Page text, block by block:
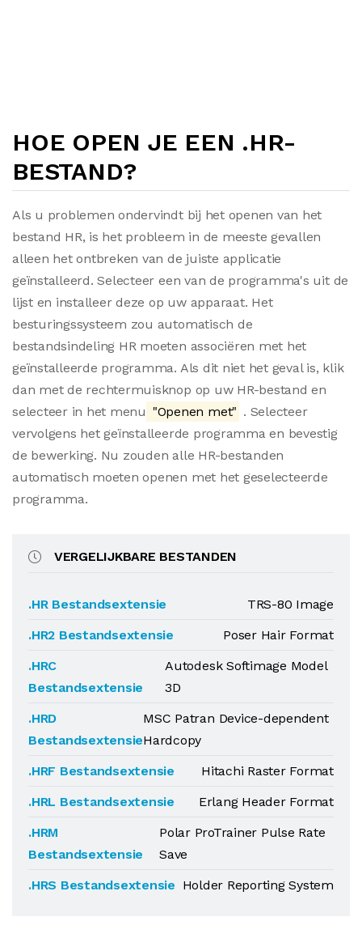
HOE OPEN JE EEN .HR-
BESTAND?
Als u problemen ondervindt bij het openen van het
bestand HR, is het probleem in de meeste gevallen
alleen het ontbreken van de juiste applicatie
geïnstalleerd. Selecteer een van de programma's uit de
lijst en installeer deze op uw apparaat. Het
besturingssysteem zou automatisch de
bestandsindeling HR moeten associëren met het
geïnstalleerde programma. Als dit niet het geval is, klik
dan met de rechtermuisknop op uw HR-bestand en
selecteer in het menu "Openen met" . Selecteer
vervolgens het geïnstalleerde programma en bevestig
de bewerking. Nu zouden alle HR-bestanden
automatisch moeten openen met het geselecteerde
programma.
VERGELIJKBARE BESTANDEN
.HR Bestandsextensie
TRS-80 Image
.HR2 Bestandsextensie
Poser Hair Format
.HRC
Bestandsextensie
Autodesk Softimage Model
3D
.HRD
Bestandsextensie
MSC Patran Device-dependent
Hardcopy
.HRF Bestandsextensie
Hitachi Raster Format
.HRL Bestandsextensie
Erlang Header Format
.HRM
Bestandsextensie
Polar ProTrainer Pulse Rate
Save
.HRS Bestandsextensie Holder Reporting System